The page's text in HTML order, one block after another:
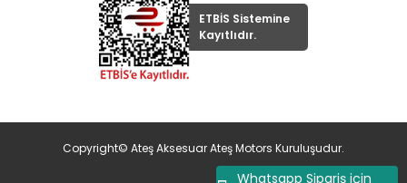
Whatsapp Sipariş için
ETBİS Sistemine
Kayıtlıdır.
Copyright© Ateş Aksesuar Ateş Motors Kuruluşudur.